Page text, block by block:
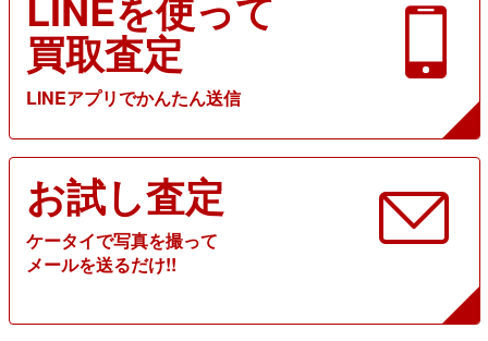
買取査定
LINEアプリでかんたん送信
お試し査定
ケータイで写真を撮って
メールを送るだけ!!